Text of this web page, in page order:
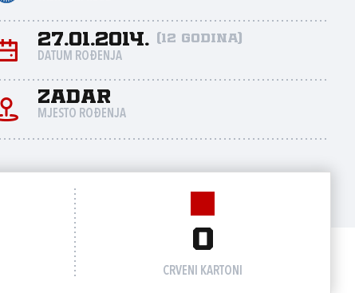
27.01.2014. (12 godina)
DATUM ROĐENJA
Zadar
MJESTO ROĐENJA
0
CRVENI KARTONI